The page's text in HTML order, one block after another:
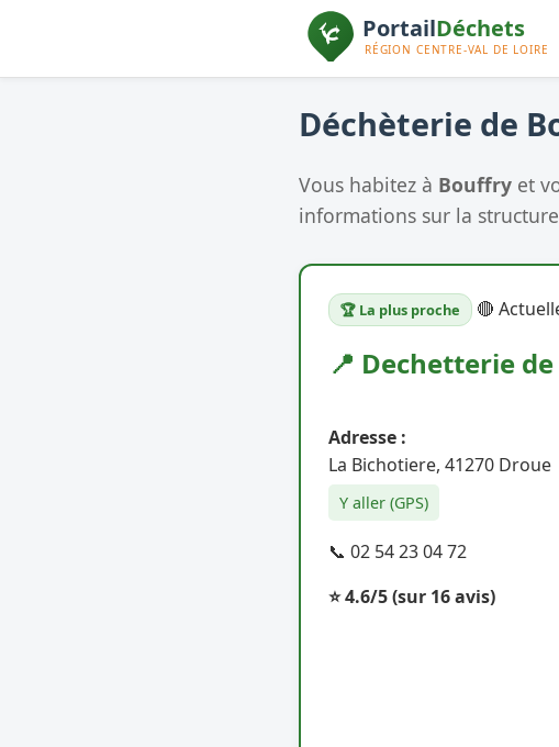
Déchèterie de
Vous habitez à Bouffry et
informations sur la
🏆 La plus proche 🔴
📍 Dechetterie
Adresse :
La Bichotiere, 41270 Droue
Y aller (GPS)
📞 02 54 23 04 72
⭐ 4.6/5(sur 16 avis)